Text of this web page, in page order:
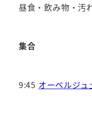
昼食・飲み物・汚
集合
9:45 オーベルジュ